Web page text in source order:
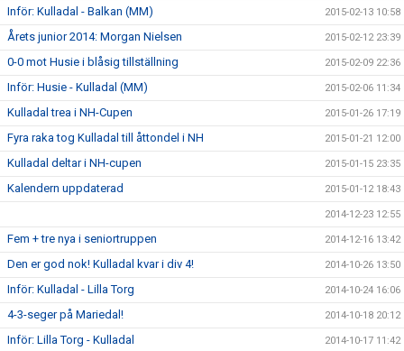
Inför: Kulladal - Balkan (MM) 2015-02-13 10:58
Årets junior 2014: Morgan Nielsen 2015-02-12 23:39
0-0 mot Husie i blåsig tillställning 2015-02-09 22:36
Inför: Husie - Kulladal (MM) 2015-02-06 11:34
Kulladal trea i NH-Cupen 2015-01-26 17:19
Fyra raka tog Kulladal till åttondel i NH 2015-01-21 12:00
Kulladal deltar i NH-cupen 2015-01-15 23:35
Kalendern uppdaterad 2015-01-12 18:43
2014-12-23 12:55
Fem + tre nya i seniortruppen 2014-12-16 13:42
Den er god nok! Kulladal kvar i div 4! 2014-10-26 13:50
Inför: Kulladal - Lilla Torg 2014-10-24 16:06
4-3-seger på Mariedal! 2014-10-18 20:12
Inför: Lilla Torg - Kulladal 2014-10-17 11:42